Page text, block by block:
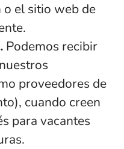
o el sitio web de
Podemos recibir
proveedores de
cuando creen
para vacantes